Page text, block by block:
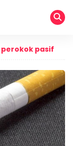
perokok pasif